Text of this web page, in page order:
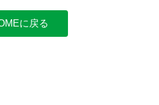
に戻る